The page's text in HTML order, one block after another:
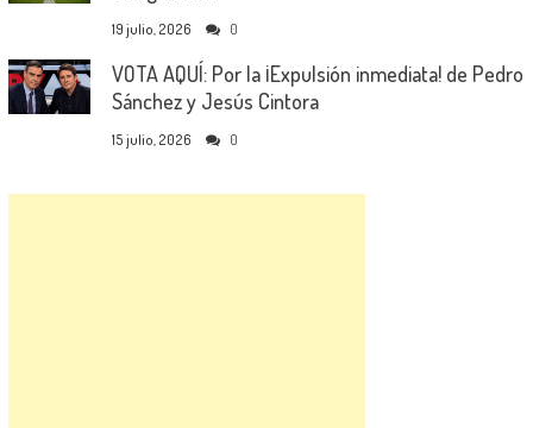
19 julio, 2026 0
VOTA AQUÍ: Por la ¡Expulsión inmediata! de Pedro
Sánchez y Jesús Cintora
15 julio, 2026 0